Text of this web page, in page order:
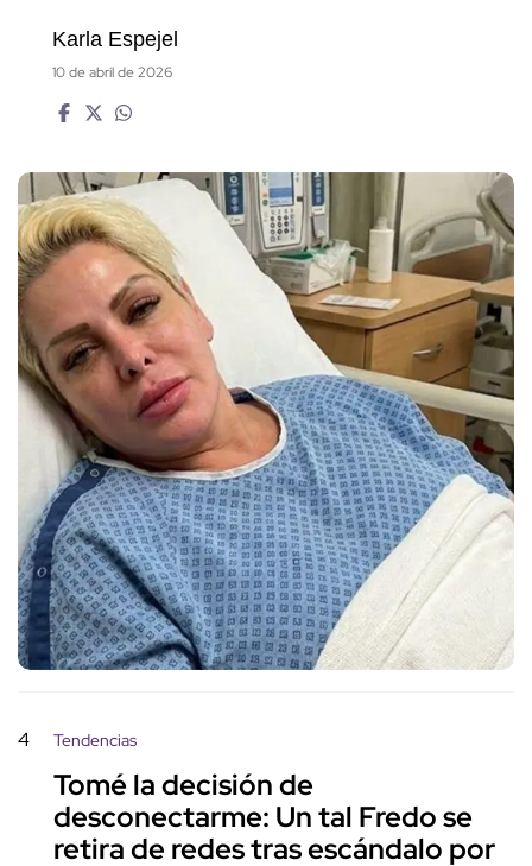
Karla Espejel
10 de abril de 2026
4 Tendencias
Tomé la decisión de
desconectarme: Un tal Fredo se
retira de redes tras escándalo por